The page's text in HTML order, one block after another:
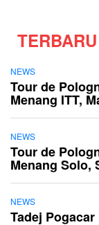
TERBARU
NEWS
Tour de
Menang ITT,
NEWS
Tour de
Menang Solo,
NEWS
Tadej